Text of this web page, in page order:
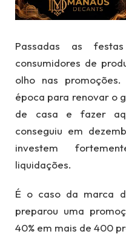
Passadas as
consumidores de
olho nas
época para renovar o
de casa e fazer
conseguiu em
investem
liquidações.
É o caso da marca
preparou uma
40% em mais de 400